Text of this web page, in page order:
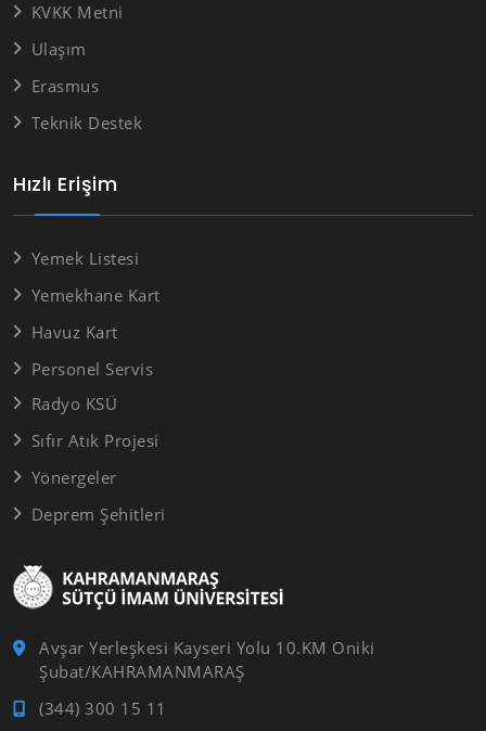
Avşar Yerleşkesi Kayseri Yolu 10.KM Oniki
Şubat/KAHRAMANMARAŞ
(344) 300 15 11
Hızlı Erişim
Yemek Listesi
Yemekhane Kart
Havuz Kart
Personel Servis
Radyo KSÜ
Sıfır Atık Projesi
Yönergeler
Deprem Şehitleri
KVKK Metni
Ulaşım
Erasmus
Teknik Destek